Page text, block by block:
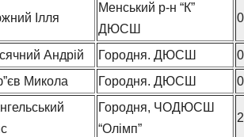
Ілля
Менський р-н “К”
ДЮСШ
Андрій Городня. ДЮСШ
Микола Городня. ДЮСШ
Городня, ЧОДЮСШ
“Олімп”